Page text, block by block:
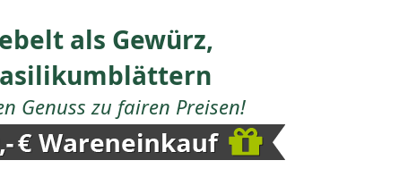
als Gewürz,
Genuss zu fairen Preisen!